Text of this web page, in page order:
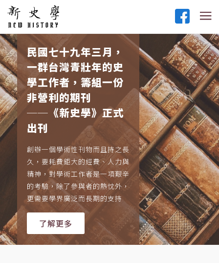
民國七十九年三月，
一群台灣青壯年的史
學工作者，籌組一份
非營利的期刊
──《新史學》正式
出刊
創辦一個學術性刊物而且持之長
久，要耗費鉅大的經費、人力與
精神，對學術工作者是一項艱辛
的考驗，除了參與者的熱忱外，
更需要學界廣泛而長期的支持
了解更多